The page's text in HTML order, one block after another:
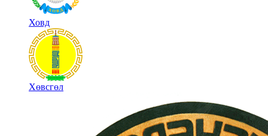
Ховд
Хөвсгөл